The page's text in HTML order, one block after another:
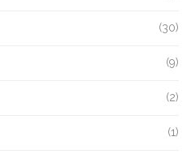
(30)
(9)
(2)
(1)